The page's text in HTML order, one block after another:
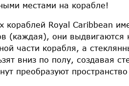
местами на корабле!
Royal Caribbean
(каждая), они выдвигаются
части корабля, а
вниз по полу, создавая
преобразуют